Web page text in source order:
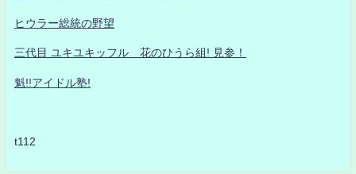
ヒウラー総統の野望
三代目 ユキユキッフル 花のひうら組! 見参！
魁!!アイドル塾!
t112